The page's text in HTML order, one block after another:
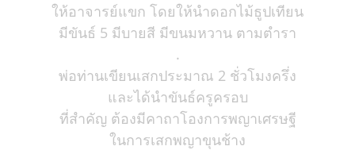
ให้อาจารย์แขก โดยให้นำดอกไม้ธูปเทียน
มีขันธ์ 5 มีบายสี มีขนมหวาน ตามตำรา
.
พ่อท่านเขียนเสกประมาณ 2 ชั่วโมงครึ่ง
และได้นำขันธ์ครูครอบ
ที่สำคัญ ต้องมีคาถาโองการพญาเศรษฐี
ในการเสกพญาขุนช้าง